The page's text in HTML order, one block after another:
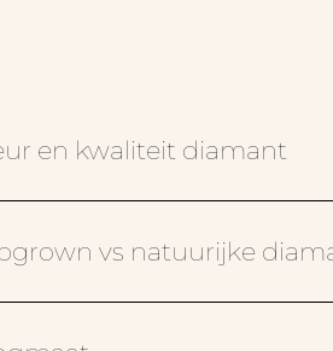
en kwaliteit diamant
vs natuurijke